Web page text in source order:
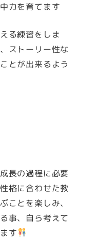
力を育てます
る練習をしま
ストーリー性な
とが出来るよう
長の過程に必要
格に合わせた教
ことを楽しみ、
事、自ら考えて
す